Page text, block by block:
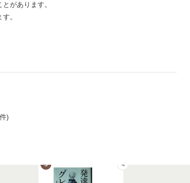
があります。
。
)
3 4